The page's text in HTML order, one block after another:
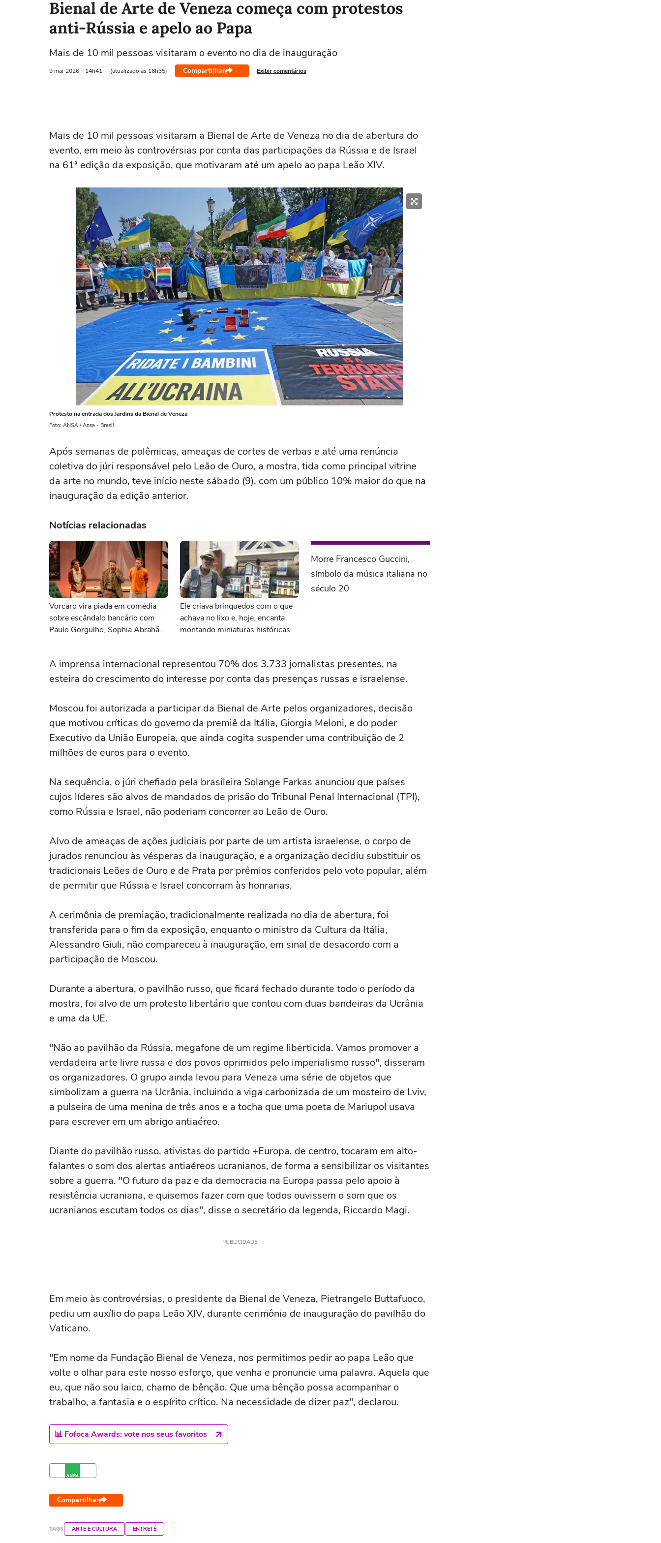
Bienal de Arte de Veneza começa com protestos
anti-Rússia e apelo ao Papa
Mais de 10 mil pessoas visitaram o evento no dia de inauguração
9 mai 2026 - 14h41 (atualizado às 16h35) Compartilhar Exibir comentários
Mais de 10 mil pessoas visitaram a Bienal de Arte de Veneza no dia de abertura do
evento, em meio às controvérsias por conta das participações da Rússia e de Israel
na 61ª edição da exposição, que motivaram até um apelo ao papa Leão XIV.
Protesto na entrada dos Jardins da Bienal de Veneza
Foto: ANSA / Ansa - Brasil
Após semanas de polêmicas, ameaças de cortes de verbas e até uma renúncia
coletiva do júri responsável pelo Leão de Ouro, a mostra, tida como principal vitrine
da arte no mundo, teve início neste sábado (9), com um público 10% maior do que na
inauguração da edição anterior.
Notícias relacionadas
Vorcaro vira piada em comédia
sobre escândalo bancário com
Paulo Gorgulho, Sophia Abrahão
Ele criava brinquedos com o que
achava no lixo e, hoje, encanta
montando miniaturas históricas
Morre Francesco Guccini,
símbolo da música italiana no
século 20
A imprensa internacional representou 70% dos 3.733 jornalistas presentes, na
esteira do crescimento do interesse por conta das presenças russas e israelense.
Moscou foi autorizada a participar da Bienal de Arte pelos organizadores, decisão
que motivou críticas do governo da premiê da Itália, Giorgia Meloni, e do poder
Executivo da União Europeia, que ainda cogita suspender uma contribuição de 2
milhões de euros para o evento.
Na sequência, o júri chefiado pela brasileira Solange Farkas anunciou que países
cujos líderes são alvos de mandados de prisão do Tribunal Penal Internacional (TPI),
como Rússia e Israel, não poderiam concorrer ao Leão de Ouro.
Alvo de ameaças de ações judiciais por parte de um artista israelense, o corpo de
jurados renunciou às vésperas da inauguração, e a organização decidiu substituir os
tradicionais Leões de Ouro e de Prata por prêmios conferidos pelo voto popular, além
de permitir que Rússia e Israel concorram às honrarias.
A cerimônia de premiação, tradicionalmente realizada no dia de abertura, foi
transferida para o fim da exposição, enquanto o ministro da Cultura da Itália,
Alessandro Giuli, não compareceu à inauguração, em sinal de desacordo com a
participação de Moscou.
Durante a abertura, o pavilhão russo, que ficará fechado durante todo o período da
mostra, foi alvo de um protesto libertário que contou com duas bandeiras da Ucrânia
e uma da UE.
"Não ao pavilhão da Rússia, megafone de um regime liberticida. Vamos promover a
verdadeira arte livre russa e dos povos oprimidos pelo imperialismo russo", disseram
os organizadores. O grupo ainda levou para Veneza uma série de objetos que
simbolizam a guerra na Ucrânia, incluindo a viga carbonizada de um mosteiro de Lviv,
a pulseira de uma menina de três anos e a tocha que uma poeta de Mariupol usava
para escrever em um abrigo antiaéreo.
Diante do pavilhão russo, ativistas do partido +Europa, de centro, tocaram em alto-
falantes o som dos alertas antiaéreos ucranianos, de forma a sensibilizar os visitantes
sobre a guerra. "O futuro da paz e da democracia na Europa passa pelo apoio à
resistência ucraniana, e quisemos fazer com que todos ouvissem o som que os
ucranianos escutam todos os dias", disse o secretário da legenda, Riccardo Magi.
PUBLICIDADE
Em meio às controvérsias, o presidente da Bienal de Veneza, Pietrangelo Buttafuoco,
pediu um auxílio do papa Leão XIV, durante cerimônia de inauguração do pavilhão do
Vaticano.
"Em nome da Fundação Bienal de Veneza, nos permitimos pedir ao papa Leão que
volte o olhar para este nosso esforço, que venha e pronuncie uma palavra. Aquela que
eu, que não sou laico, chamo de bênção. Que uma bênção possa acompanhar o
trabalho, a fantasia e o espírito crítico. Na necessidade de dizer paz", declarou.
📊 Fofoca Awards: vote nos seus favoritos
Compartilhar
TAGS ARTE E CULTURA ENTRETÊ